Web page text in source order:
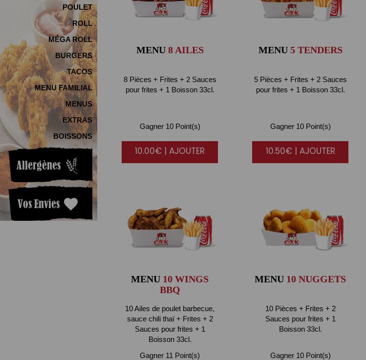
POULET
ROLL
MÉGA ROLL
BURGERS
TACOS
MENU FAMILIAL
MENUS
EXTRAS
BOISSONS
Allergènes
Vos Envies
MENU8 AILES
8 Pièces + Frites + 2 Sauces
pour frites + 1 Boisson 33cl.
Gagner 10 Point(s)
10.00€ | AJOUTER
MENU5 TENDERS
5 Pièces + Frites + 2 Sauces
pour frites + 1 Boisson 33cl.
Gagner 10 Point(s)
10.50€ | AJOUTER
MENU 10 WINGS
BBQ
10 Ailes de poulet barbecue,
sauce chili thaï + Frites + 2
Sauces pour frites + 1
Boisson 33cl.
Gagner 11 Point(s)
MENU 10 NUGGETS
10 Pièces + Frites + 2
Sauces pour frites + 1
Boisson 33cl.
Gagner 10 Point(s)